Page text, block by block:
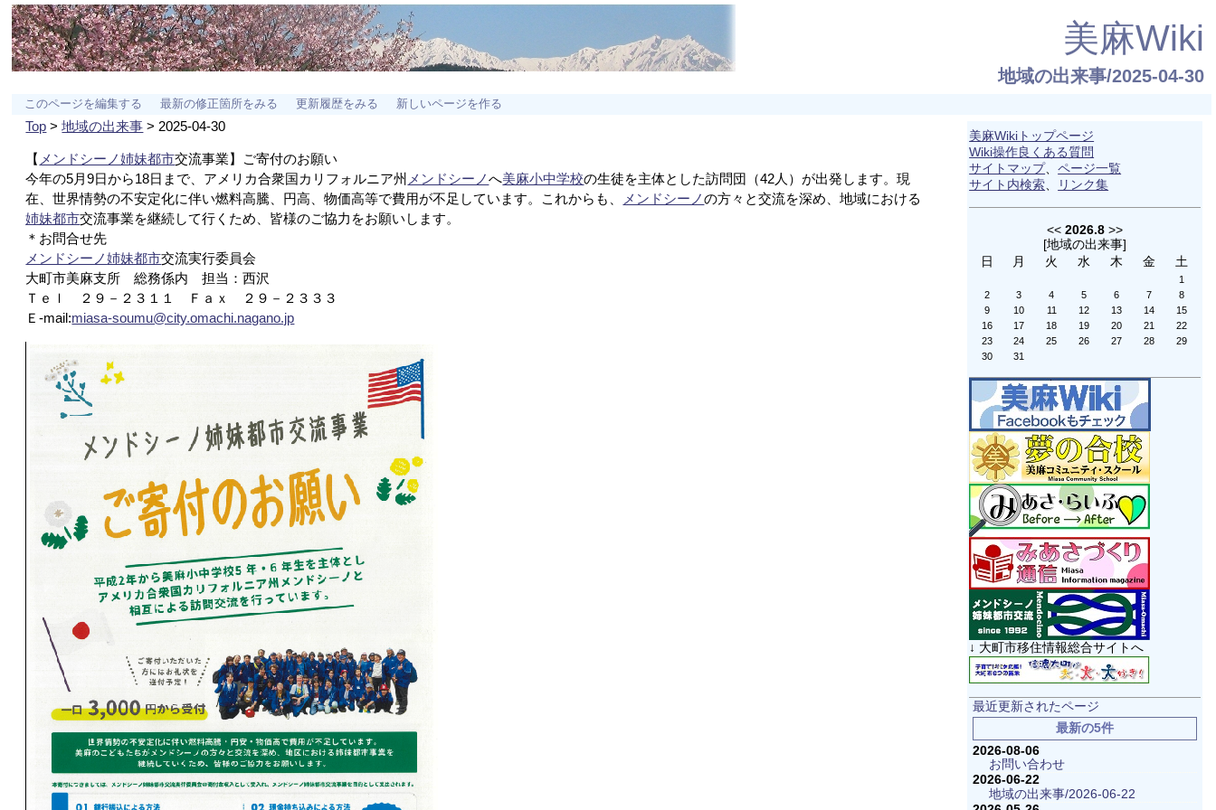
美麻Wiki
地域の出来事/2025-04-30
このページを編集する 最新の修正箇所をみる 更新履歴をみる 新しいページを作る
Top >地域の出来事 > 2025-04-30
【 メンドシーノ姉妹都市交流事業】ご寄付のお願い
今年の5月9日から18日まで、アメリカ合衆国カリフォルニア州 メンドシーノへ美麻小中学校の生徒を主体とした訪問団（42人）が出発します。現
在、世界情勢の不安定化に伴い燃料高騰、円高、物価高等で費用が不足しています。これからも、
メンドシーノの方々と交流を深め、地域における
姉妹都市交流事業を継続して行くため、皆様のご協力をお願いします。
＊お問合せ先
メンドシーノ姉妹都市交流実行委員会
大町市美麻支所 総務係内 担当：西沢
Ｔｅｌ ２９－２３１１ Ｆａｘ ２９－２３３３
Ｅ-mail:miasa-soumu@city.omachi.nagano.jp
美麻Wikiトップページ
Wiki操作良くある質問
サイトマップ、ページ一覧
サイト内検索、 リンク集
<< 2026.8 >>
[地域の出来事]
日
月 火 水 木 金 土
1
2
3 4 5 6 7
8
9
10 11 12 13 14
15
16
17 18 19 20 21
22
23
24 25 26 27 28
29
30
31
↓ 大町市移住情報総合サイトへ
最近更新されたページ
最新の5件
2026-08-06
お問い合わせ
2026-06-22
地域の出来事/2026-06-22